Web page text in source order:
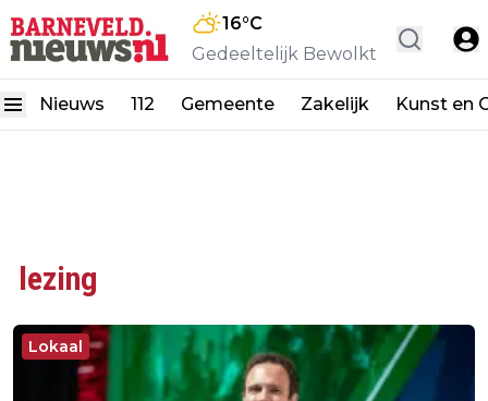
16°C
Gedeeltelijk Bewolkt
Nieuws 112 Gemeente Zakelijk Kunst en
lezing
Lokaal